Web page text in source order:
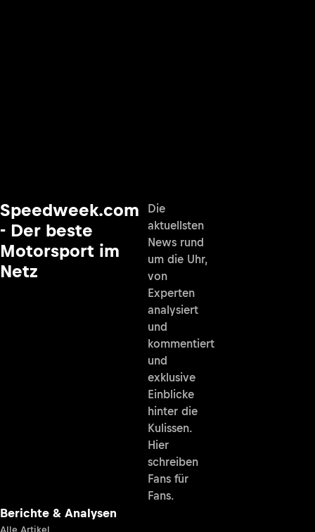
Speedweek.com
- Der beste
Motorsport im
Netz
Die
aktuellsten
News rund
um die Uhr,
von
Experten
analysiert
und
kommentiert
und
exklusive
Einblicke
hinter die
Kulissen.
Hier
schreiben
Fans für
Fans.
Berichte & Analysen
Alle Artikel